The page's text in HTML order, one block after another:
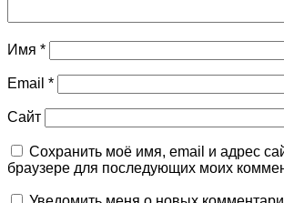
Имя *
Email *
Сайт
Сохранить моё имя, email и адрес
браузере для последующих моих